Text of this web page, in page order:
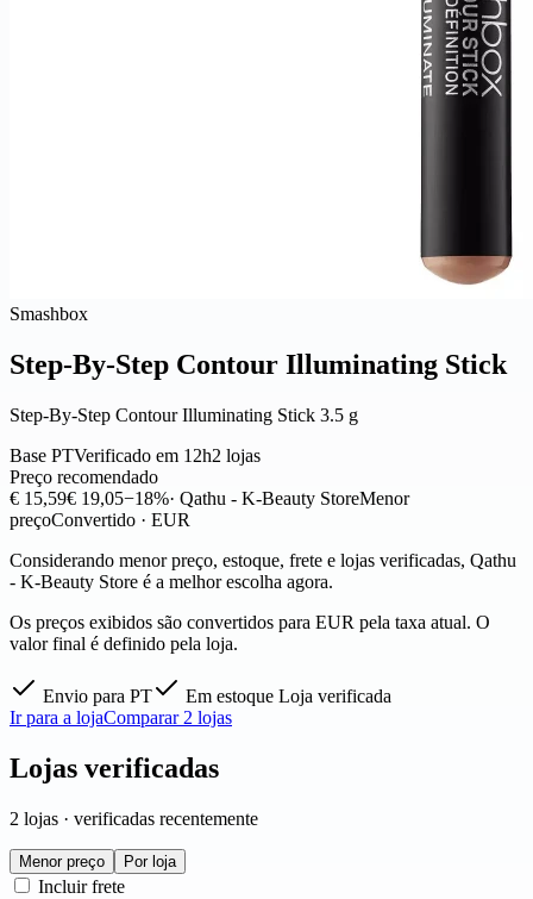
Smashbox
Step-By-Step Contour Illuminating Stick
Step-By-Step Contour Illuminating Stick 3.5 g
Base PTVerificado em 12h2 lojas
Preço recomendado
€ 15,59€ 19,05−18%· Qathu - K-Beauty StoreMenor
preçoConvertido · EUR
Considerando menor preço, estoque, frete e lojas verificadas, Qathu
- K-Beauty Store é a melhor escolha agora.
Os preços exibidos são convertidos para EUR pela taxa atual. O
valor final é definido pela loja.
Envio para PT Em estoque Loja verificada
Ir para a lojaComparar 2 lojas
Lojas verificadas
2 lojas · verificadas recentemente
Menor preço Por loja
Incluir frete